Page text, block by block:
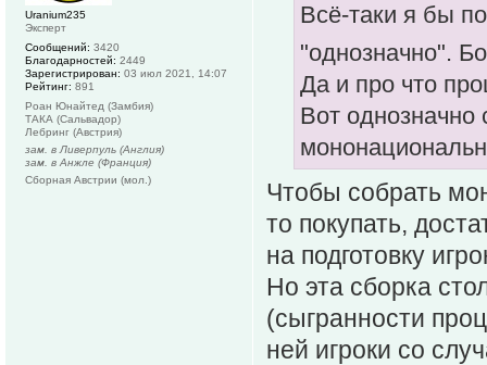
Всё-таки я бы
"однозначно".
Да и про что
Вот однозначно
Чтобы собрать
то покупать,
на подготовку
Но эта сборка
(сыгранности
ней игроки со
Uranium235
Эксперт
Сообщений: 3420
Благодарностей: 2449
Зарегистрирован: 03 июл 2021, 14:07
Рейтинг: 891
Роан Юнайтед (Замбия)
ТАКА (Сальвадор)
Лебринг (Австрия)
зам. в Ливерпуль (Англия)
зам. в Анжле (Франция)
Сборная Австрии (мол.)